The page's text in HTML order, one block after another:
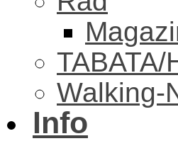
TABATA/
Walking-
Info